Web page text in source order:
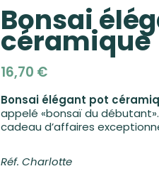
Bonsai
céramique
16,70 €
Bonsai élégant pot
appelé «bonsaï du
cadeau d’affaires
Réf. Charlotte